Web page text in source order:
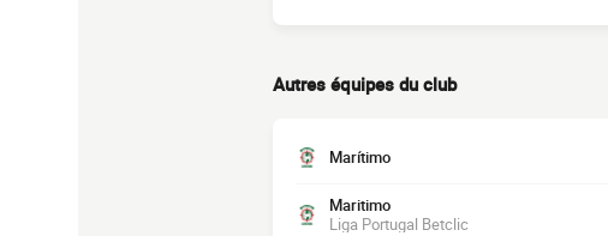
Autres équipes du club
Marítimo
Maritimo
Liga Portugal Betclic